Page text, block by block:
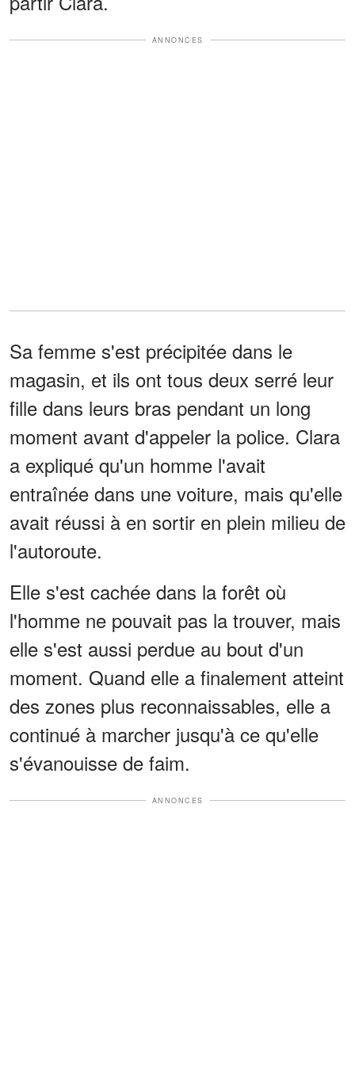
ANNONCES
Sa femme s'est précipitée dans le
magasin, et ils ont tous deux serré leur
fille dans leurs bras pendant un long
moment avant d'appeler la police. Clara
a expliqué qu'un homme l'avait
entraînée dans une voiture, mais qu'elle
avait réussi à en sortir en plein milieu de
l'autoroute.
Elle s'est cachée dans la forêt où
l'homme ne pouvait pas la trouver, mais
elle s'est aussi perdue au bout d'un
moment. Quand elle a finalement atteint
des zones plus reconnaissables, elle a
continué à marcher jusqu'à ce qu'elle
s'évanouisse de faim.
ANNONCES